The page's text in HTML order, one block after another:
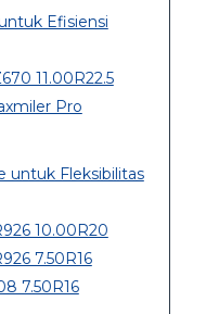
Efisiensi
11.00R22.5
Pro
untuk Fleksibilitas
10.00R20
7.50R16
7.50R16